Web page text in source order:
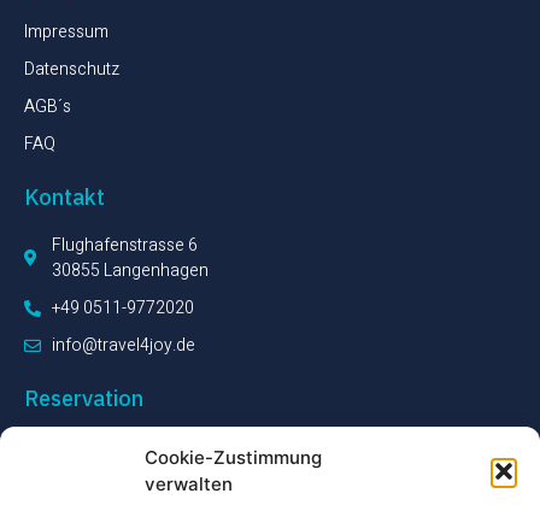
Cookie-Zustimmung
verwalten
Impressum
Datenschutz
AGB´s
FAQ
Kontakt
Flughafenstrasse 6
30855 Langenhagen
+49 0511-9772020
info@travel4joy.de
Reservation
Unser Serviceteam steht Ihnen während unserer Öffnungszeiten
zur Verfügung, um Ihre Fragen zu beantworten.